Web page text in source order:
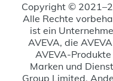
Copyright ©
Alle Rechte
ist ein
AVEVA, die
AVEVA-
Marken und
Group Limited.